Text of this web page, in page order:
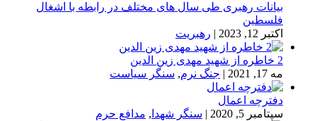
بیانات رهبری طی سال های مختلف در رابطه با اشغال
فلسطین
اکتبر 12, 2023
| رهبریت
2 خاطره از شهید مهدی زین الدین
مه 17, 2021
| جنگ نرم, سنگر سیاست
دفترچه اعمال
سپتامبر 5, 2020
| سنگر شهدا , مدافع حرم